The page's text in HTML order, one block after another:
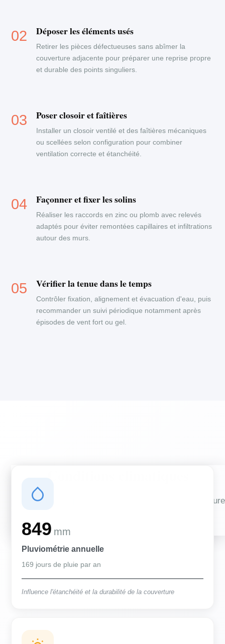
Déposer les éléments usés
Retirer les pièces défectueuses sans abîmer la
couverture adjacente pour préparer une reprise propre
et durable des points singuliers.
Poser closoir et faîtières
Installer un closoir ventilé et des faîtières mécaniques
ou scellées selon configuration pour combiner
ventilation correcte et étanchéité.
Façonner et fixer les solins
Réaliser les raccords en zinc ou plomb avec relevés
adaptés pour éviter remontées capillaires et infiltrations
autour des murs.
Vérifier la tenue dans le temps
Contrôler fixation, alignement et évacuation d'eau, puis
recommander un suivi périodique notamment après
épisodes de vent fort ou gel.
Des conditions qui influencent vos travaux de couverture
849 mm
Pluviométrie annuelle
169 jours de pluie par an
Influence l'étanchéité et la durabilité de la couverture